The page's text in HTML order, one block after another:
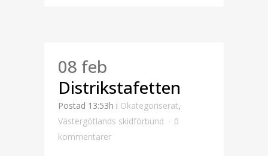
08 feb
Distrikstafetten
Postad 13:53h i Okategoriserat,
Västergötlands skidförbund
0
kommentarer